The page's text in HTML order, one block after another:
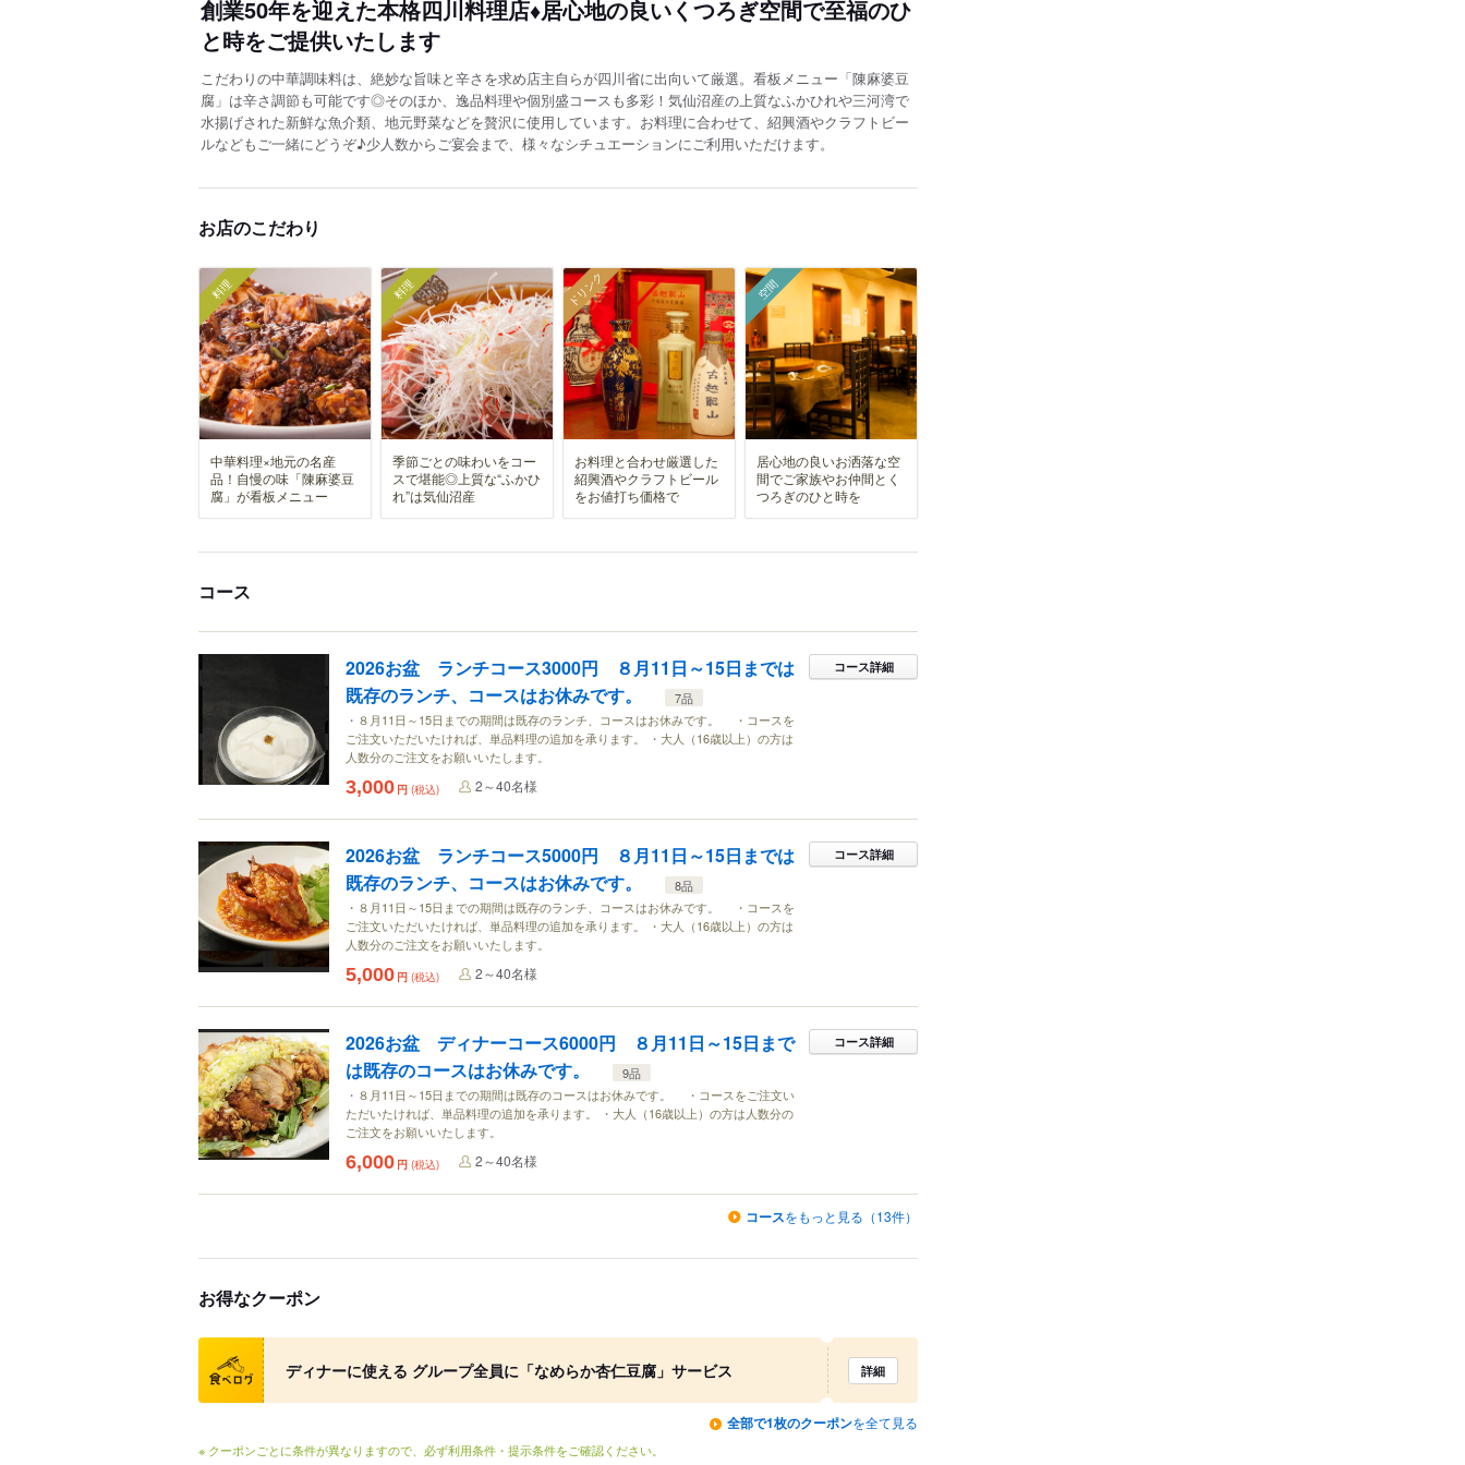
創業50年を迎えた本格四川料理店♦居心地の良いくつろぎ空間で至福のひ
と時をご提供いたします
こだわりの中華調味料は、絶妙な旨味と辛さを求め店主自らが四川省に出向いて厳選。看板メニュー「陳麻婆豆
腐」は辛さ調節も可能です◎そのほか、逸品料理や個別盛コースも多彩！気仙沼産の上質なふかひれや三河湾で
水揚げされた新鮮な魚介類、地元野菜などを贅沢に使用しています。お料理に合わせて、紹興酒やクラフトビー
ルなどもご一緒にどうぞ♪少人数からご宴会まで、様々なシチュエーションにご利用いただけます。
お店のこだわり
料理
中華料理×地元の名産
品！自慢の味「陳麻婆豆
腐」が看板メニュー
料理
季節ごとの味わいをコー
スで堪能◎上質な“ふかひ
れ”は気仙沼産
ドリンク
お料理と合わせ厳選した
紹興酒やクラフトビール
をお値打ち価格で
空間
居心地の良いお洒落な空
間でご家族やお仲間とく
つろぎのひと時を
コース
2026お盆 ランチコース3000円 ８月11日～15日までは
既存のランチ、コースはお休みです。
7品
・８月11日～15日までの期間は既存のランチ、コースはお休みです。 ・コースを
ご注文いただいたければ、単品料理の追加を承ります。 ・大人（16歳以上）の方は
人数分のご注文をお願いいたします。
コース詳細
3,000 円 (税込) 2～40名様
2026お盆 ランチコース5000円 ８月11日～15日までは
既存のランチ、コースはお休みです。
8品
・８月11日～15日までの期間は既存のランチ、コースはお休みです。 ・コースを
ご注文いただいたければ、単品料理の追加を承ります。 ・大人（16歳以上）の方は
人数分のご注文をお願いいたします。
コース詳細
5,000 円 (税込) 2～40名様
2026お盆 ディナーコース6000円 ８月11日～15日まで
は既存のコースはお休みです。
9品
・８月11日～15日までの期間は既存のコースはお休みです。 ・コースをご注文い
ただいたければ、単品料理の追加を承ります。 ・大人（16歳以上）の方は人数分の
ご注文をお願いいたします。
コース詳細
6,000 円 (税込) 2～40名様
コースをもっと見る（13件）
お得なクーポン
クーポン
ディナーに使える グループ全員に「なめらか杏仁豆腐」サービス 詳細
全部で1枚のクーポンを全て見る
※ クーポンごとに条件が異なりますので、必ず利用条件・提示条件をご確認ください。